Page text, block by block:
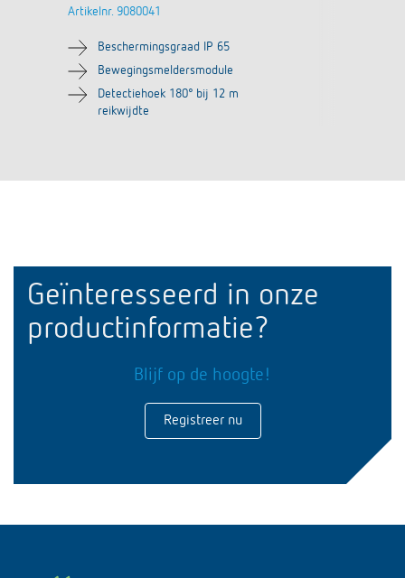
Artikelnr. 9080041
Beschermingsgraad IP 65
Bewegingsmeldersmodule
Detectiehoek 180° bij 12 m
reikwijdte
Geïnteresseerd in onze
productinformatie?
Blijf op de hoogte!
Registreer nu